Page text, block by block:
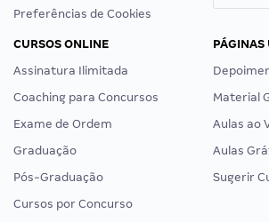
Preferências de Cookies
CURSOS ONLINE
Assinatura Ilimitada
Coaching para Concursos
Exame de Ordem
Graduação
Pós-Graduação
Cursos por Concurso
PÁGINAS
Material
Aulas ao
Aulas
Sugerir